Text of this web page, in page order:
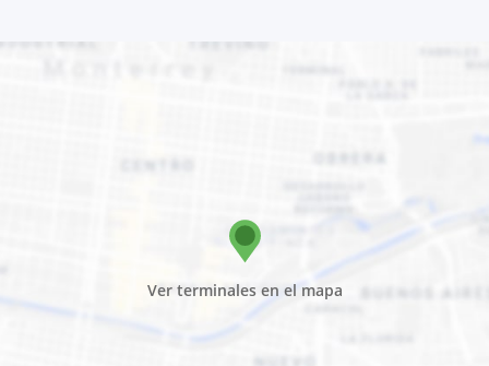
Ver terminales en el mapa